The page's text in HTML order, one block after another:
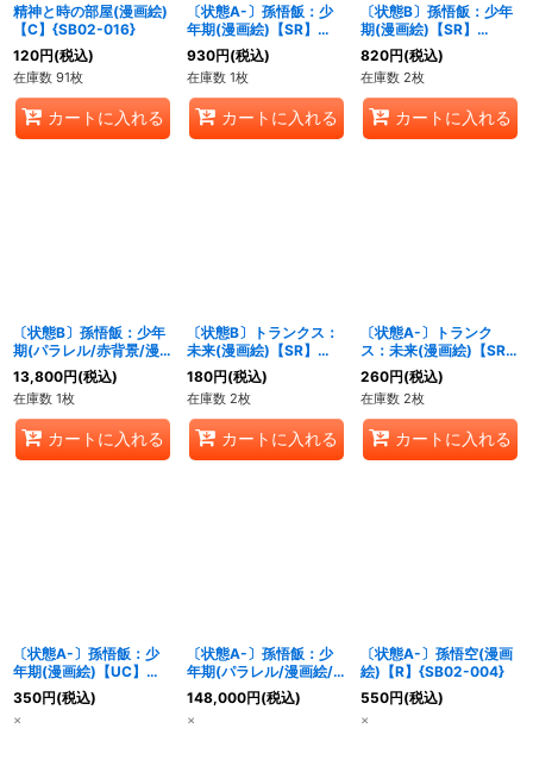
精神と時の部屋(漫画絵)
【C】{SB02-016}
120円(税込)
在庫数 91枚
カートに入れる
〔状態A-〕孫悟飯：少
年期(漫画絵)【SR】
{SB02-008}
930円(税込)
在庫数 1枚
カートに入れる
〔状態B〕孫悟飯：少年
期(漫画絵)【SR】
{SB02-008}
820円(税込)
在庫数 2枚
カートに入れる
〔状態B〕孫悟飯：少年
期(パラレル/赤背景/漫
画絵)【R☆】{SB02-
006}
13,800円(税込)
在庫数 1枚
カートに入れる
〔状態B〕トランクス：
未来(漫画絵)【SR】
{SB02-012}
180円(税込)
在庫数 2枚
カートに入れる
〔状態A-〕トランク
ス：未来(漫画絵)【SR】
{SB02-012}
260円(税込)
在庫数 2枚
カートに入れる
〔状態A-〕孫悟飯：少
年期(漫画絵)【UC】
{SB02-007}
350円(税込)
×
〔状態A-〕孫悟飯：少
年期(パラレル/漫画絵/
金文字)【UC☆】
{SB02-007}
148,000円(税込)
×
〔状態A-〕孫悟空(漫画
絵)【R】{SB02-004}
550円(税込)
×